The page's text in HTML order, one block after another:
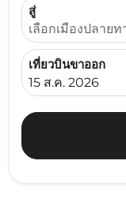
สู่
เลือกเมืองปลายท
เที่ยวบินขาออก
fc-booking-
15 ส.ค. 2026